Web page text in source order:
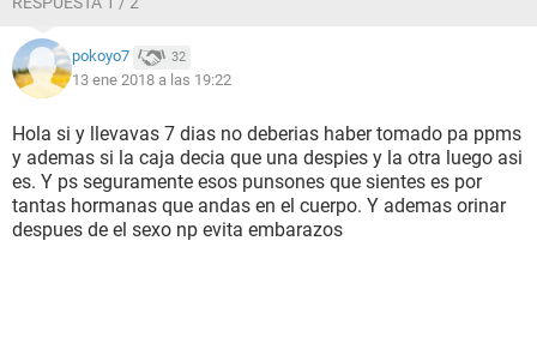
Alguien me puede ayudar. Estoy un poco preocupada.
pokoyo7 32
13 ene 2018 a las 19:22
Hola si y llevavas 7 dias no deberias haber tomado pa ppms
y ademas si la caja decia que una despies y la otra luego asi
es. Y ps seguramente esos punsones que sientes es por
tantas hormanas que andas en el cuerpo. Y ademas orinar
despues de el sexo np evita embarazos